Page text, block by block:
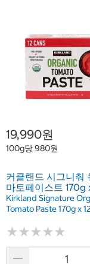
19,990원
100g당 980원
커클랜드 시그니춰
마토페이스트 170g
Kirkland Signature
Tomato Paste 170g x
★★★★★
★★★★★